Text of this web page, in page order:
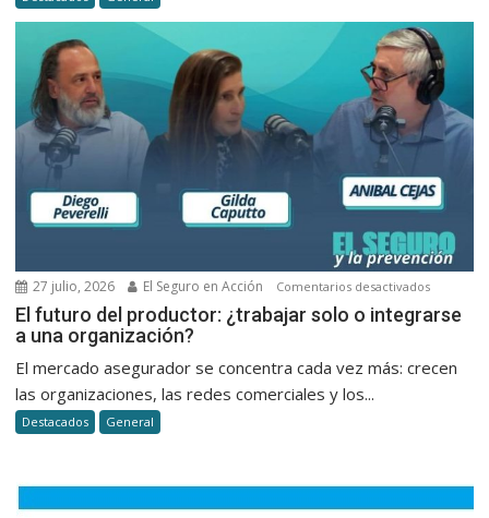
cobro
y
la
atención
al
cliente
seguros
27 julio, 2026 El Seguro en Acción Comentarios desactivadosen
El
El futuro del productor: ¿trabajar solo o integrarse
a una organización?
El mercado asegurador se concentra cada vez más: crecen
las organizaciones, las redes comerciales y los...
Destacados General